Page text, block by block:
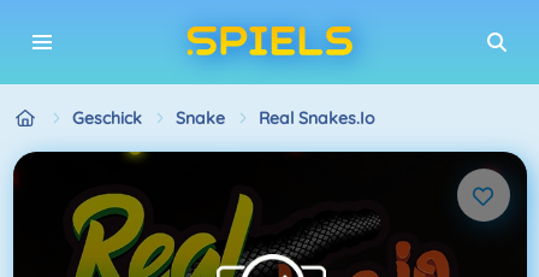
Geschick Snake Real Snakes.io